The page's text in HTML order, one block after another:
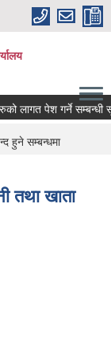
लागत पेश गर्ने सम्बन्धी
हुने सम्बन्धमा
तथा खाता